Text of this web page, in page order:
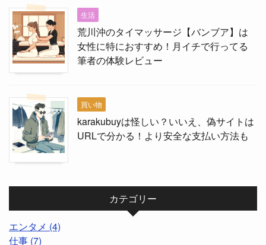
生活
荒川沖のタイマッサージ【バンブア】は
女性に特におすすめ！月イチで行ってる
筆者の体験レビュー
買い物
karakubuyは怪しい？いいえ、偽サイトは
URLで分かる！より安全な支払い方法も
カテゴリー
エンタメ (4)
仕事 (7)